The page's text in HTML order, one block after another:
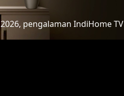
pengalaman IndiHome TV